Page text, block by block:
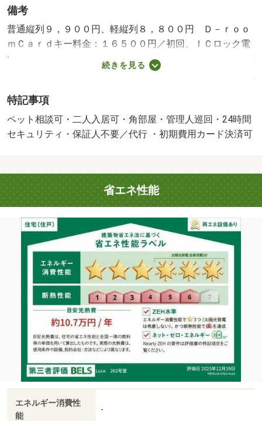
備考
普通縦列９，９００円、軽縦列８，８００円 Ｄ－ｒｏｏ
ｍＣａｒｄキー料金：１６５００円／初回、ＩＣロック電
池：２７５０円／初回、ルームクリーニング料金：８２５
００円／初回・賃貸保証等：加入要（Ｄ－Ｓｕｐｐｏｒ
証料賃料等総額の１％＋８００円／月）・管理形態／管理
員の勤務形態：巡回・オートロック付きで安心のセキュリ
ティです♪・バイク置場：なし・駐輪場：有
続きを見る
特記事項
ペット相談可・二人入居可・角部屋・管理人巡回・24時間
セキュリティ・保証人不要／代行 ・初期費用カード決済可
省エネ性能
エネルギー消費性
能
-